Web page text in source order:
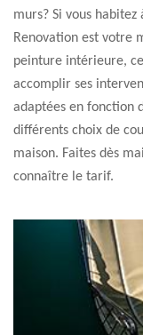
murs? Si vous
Renovation est votre
peinture intérieure,
accomplir ses
adaptées en fonction
différents choix de
maison. Faites dès
connaître le tarif.